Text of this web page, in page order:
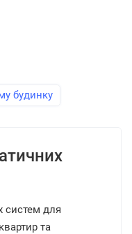
будинку
систем для
та